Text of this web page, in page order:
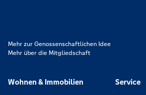
Mehr zur Genossenschaftlichen Idee
Mehr über die Mitgliedschaft
Wohnen & Immobilien Service